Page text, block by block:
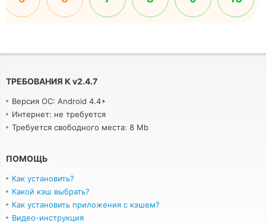
ТРЕБОВАНИЯ К v2.4.7
Версия ОС: Android 4.4+
Интернет: не требуется
Требуется свободного места: 8 Mb
ПОМОЩЬ
Как установить?
Какой кэш выбрать?
Как установить приложения с кэшем?
Видео-инструкция